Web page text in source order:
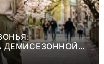
ДЕМИСЕЗОННОЙ
ЖЕНСКОГО ПЛАЩА